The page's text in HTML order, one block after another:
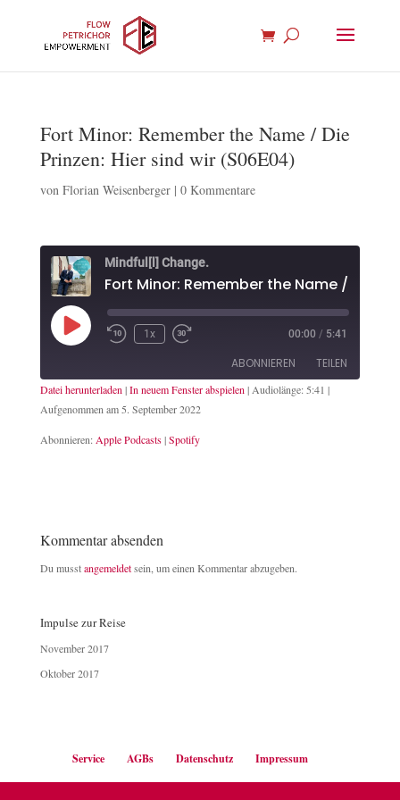
Fort Minor: Remember the Name / Die
Prinzen: Hier sind wir (S06E04)
von Florian Weisenberger| 0 Kommentare
Mindful[l] Change.
Play
Episode
1x 00:00 / 5:41
ABONNIEREN TEILEN
Apple Podcasts
RSS FEED
TEILEN
Datei herunterladen |In neuem Fenster abspielen | Audiolänge: 5:41 |
Aufgenommen am 5. September 2022
Abonnieren: Apple Podcasts|Spotify
Kommentar absenden
Du musstangemeldetsein, um einen Kommentar abzugeben.
Impulse zur Reise
November 2017
Oktober 2017
Service AGBs Datenschutz Impressum